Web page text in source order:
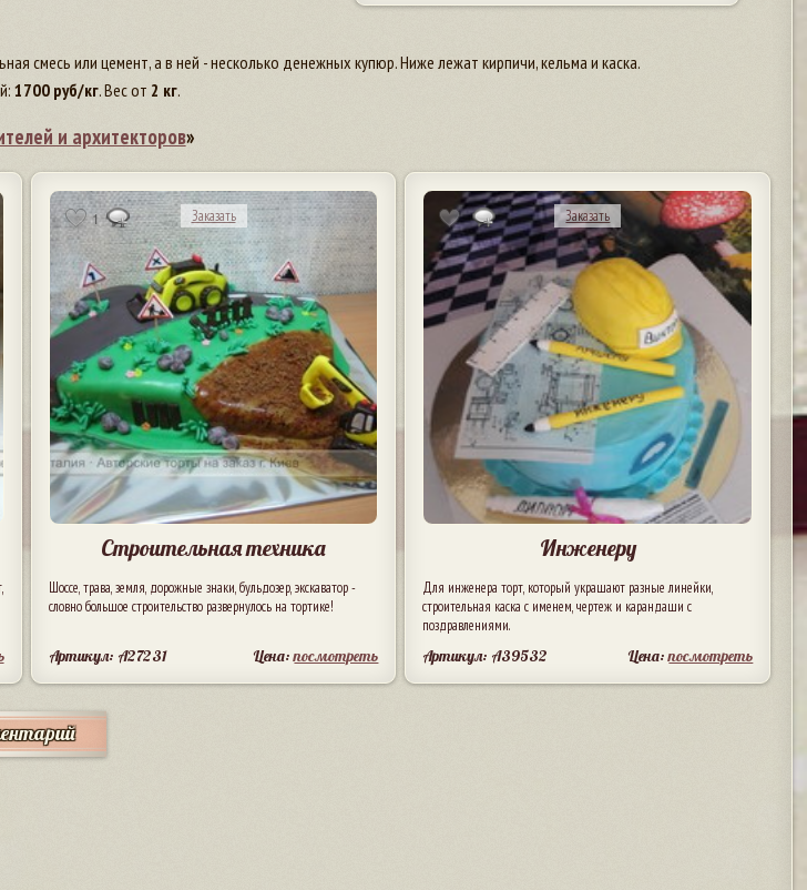
смесь или цемент, а в ней - несколько денежных купюр. Ниже лежат кирпичи, кельма и каска.
1700руб/кг. Вес от 2 кг.
и архитекторов»
1 Заказать
Строительная техника
Шоссе, трава, земля, дорожные знаки, бульдозер, экскаватор -
словно большое строительство развернулось на тортике!
Артикул: A27231 Цена:посмотреть
Заказать
Инженеру
Для инженера торт, который украшают разные линейки,
строительная каска с именем, чертеж и карандаши с
поздравлениями.
Артикул: A39532 Цена:посмотреть